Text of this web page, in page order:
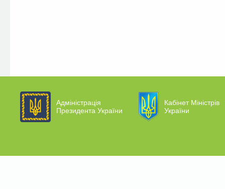
Адміністрація
Президента України
Кабінет Міністрів
України